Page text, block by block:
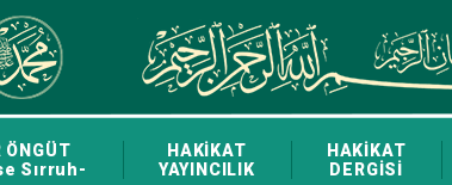
ÖNGÜT
Sırruh-
HAKİKAT
YAYINCILIK
HAKİKAT
DERGİSİ